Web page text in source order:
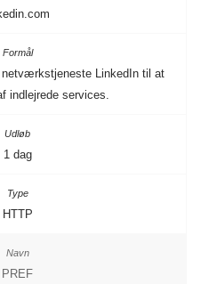
LinkedIn til at
indlejrede services.
1 dag
HTTP
PREF